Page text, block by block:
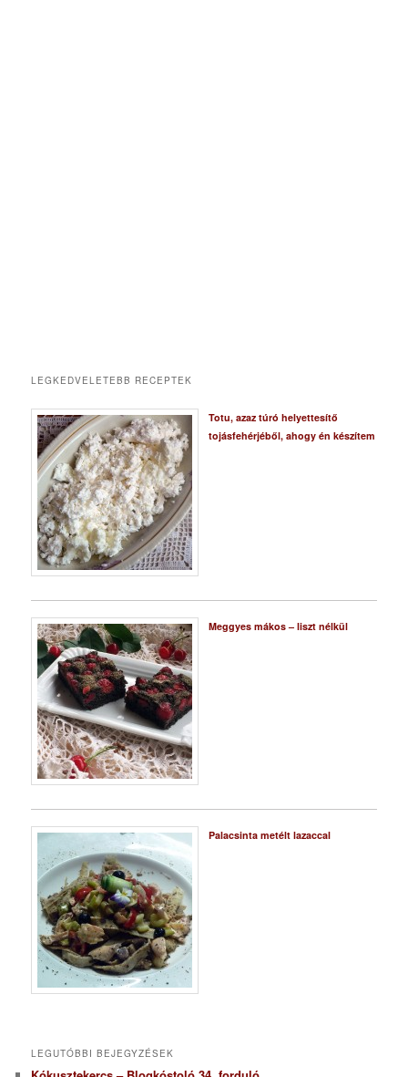
LEGKEDVELETEBB RECEPTEK
Totu, azaz túró helyettesítő
tojásfehérjéből, ahogy én készítem
Meggyes mákos – liszt nélkül
Palacsinta metélt lazaccal
LEGUTÓBBI BEJEGYZÉSEK